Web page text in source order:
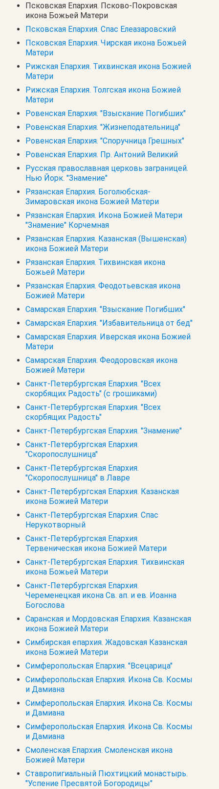
Псковская Епархия. Псково-Покровская
икона Божьей Матери
Псковская Епархия. Спас Елеазаровский
Псковская Епархия. Чирская икона Божьей
Матери
Рижская Епархия. Тихвинская икона Божией
Матери
Рижская Епархия. Толгская икона Божией
Матери
Ровенская Епархия. "Взыскание Погибших"
Ровенская Епархия. "Жизнеподательница"
Ровенская Епархия. "Споручница Грешных"
Ровенская Епархия. Пр. Антоний Великий
Русская православная церковь заграницей.
Нью Йорк. "Знамение"
Рязанская Епархия. Боголюбская-
Зимаровская икона Божией Матери
Рязанская Епархия. Икона Божией Матери
"Знамение" Корчемная
Рязанская Епархия. Казанская (Вышенская)
икона Божией Матери
Рязанская Епархия. Тихвинская икона
Божьей Матери
Рязанская Епархия. Феодотьевская икона
Божией Матери
Самарская Епархия. "Взыскание Погибших"
Самарская Епархия. "Избавительница от бед"
Самарская Епархия. Иверская икона Божией
Матери
Самарская Епархия. Феодоровская икона
Божией Матери
Санкт-Петербургская Епархия. "Всех
скорбящих Радость" (с грошиками)
Санкт-Петербургская Епархия. "Всех
скорбящих Радость"
Санкт-Петербургская Епархия. "Знамение"
Санкт-Петербургская Епархия.
"Скоропослушница"
Санкт-Петербургская Епархия.
"Скоропослушница" в Лавре
Санкт-Петербургская Епархия. Казанская
икона Божией Матери
Санкт-Петербургская Епархия. Спас
Нерукотворный
Санкт-Петербургская Епархия.
Тервеническая икона Божией Матери
Санкт-Петербургская Епархия. Тихвинская
икона Божьей Матери
Санкт-Петербургская Епархия.
Череменецкая икона Св. ап. и ев. Иоанна
Богослова
Саранская и Мордовская Епархия. Казанская
икона Божией Матери
Симбирская епархия. Жадовская Казанская
икона Божией Матери
Симферопольская Епархия. "Всецарица"
Симферопольская Епархия. Икона Св. Космы
и Дамиана
Симферопольская Епархия. Икона Св. Космы
и Дамиана
Симферопольская Епархия. Икона Св. Космы
и Дамиана
Смоленская Епархия. Смоленская икона
Божией Матери
Ставропигиальный Пюхтицкий монастырь.
"Успение Пресвятой Богородицы"